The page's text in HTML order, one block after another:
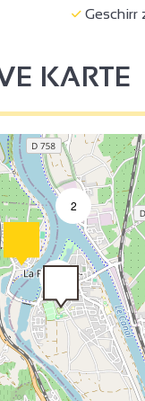
Geschirr
KARTE
2